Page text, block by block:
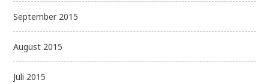
September 2015
August 2015
Juli 2015